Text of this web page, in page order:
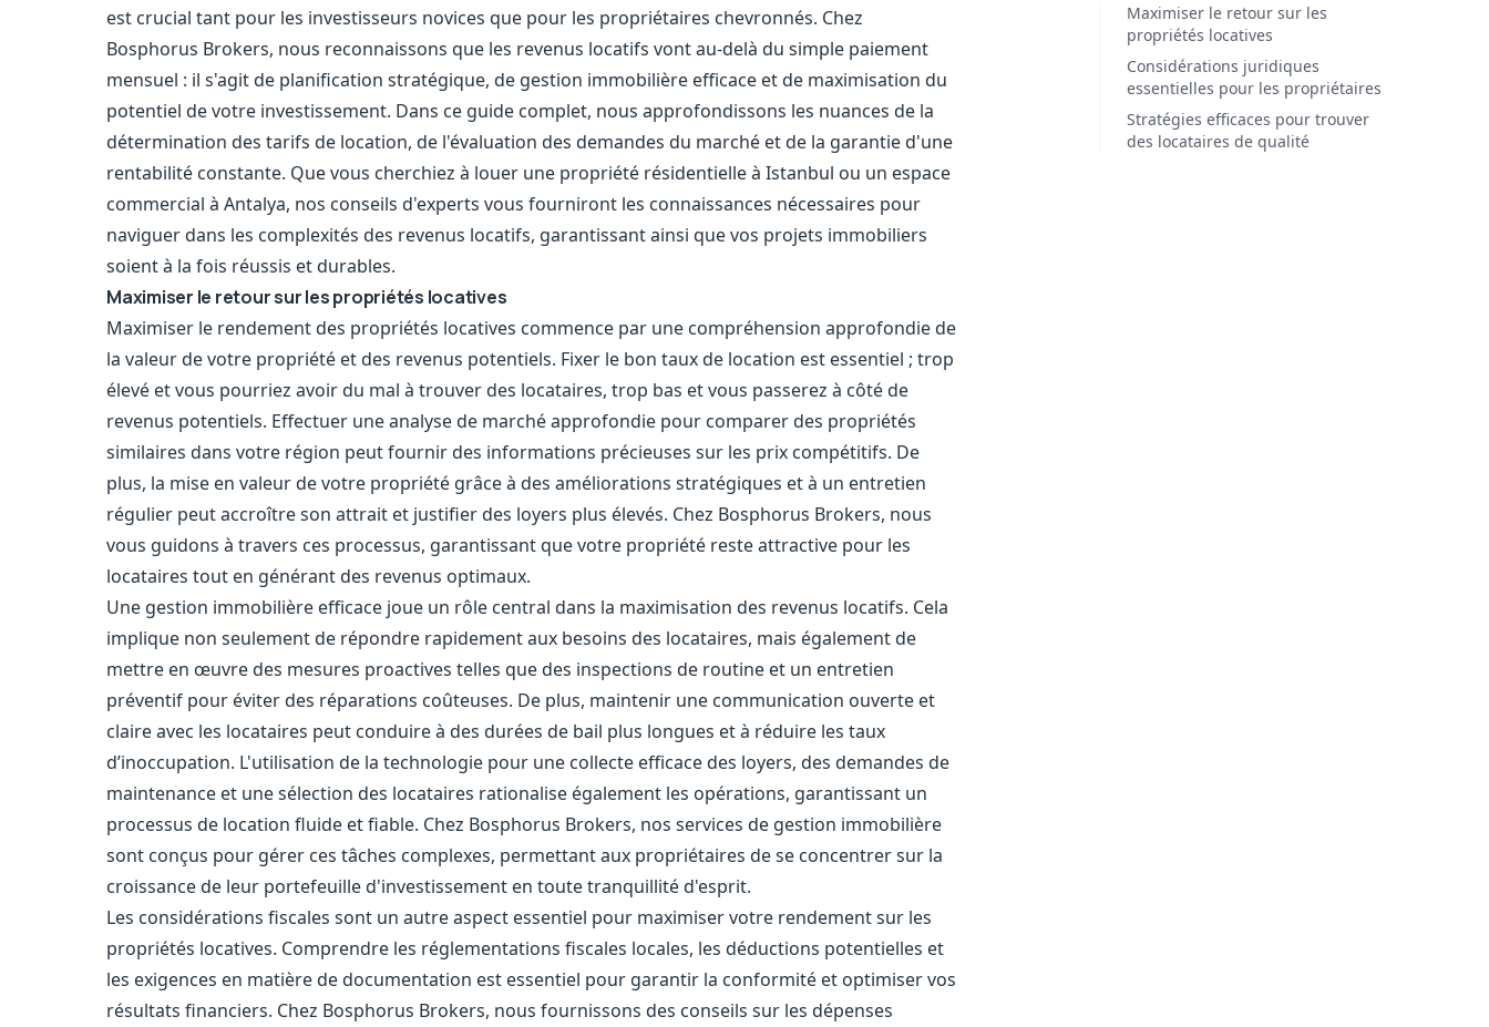
est crucial tant pour les investisseurs novices que pour les propriétaires chevronnés. Chez
Bosphorus Brokers, nous reconnaissons que les revenus locatifs vont au-delà du simple paiement
mensuel : il s'agit de planification stratégique, de gestion immobilière efficace et de maximisation du
potentiel de votre investissement. Dans ce guide complet, nous approfondissons les nuances de la
détermination des tarifs de location, de l'évaluation des demandes du marché et de la garantie d'une
rentabilité constante. Que vous cherchiez à louer une propriété résidentielle à Istanbul ou un espace
commercial à Antalya, nos conseils d'experts vous fourniront les connaissances nécessaires pour
naviguer dans les complexités des revenus locatifs, garantissant ainsi que vos projets immobiliers
soient à la fois réussis et durables.
Maximiser le retour sur les propriétés locatives
Maximiser le rendement des propriétés locatives commence par une compréhension approfondie de
la valeur de votre propriété et des revenus potentiels. Fixer le bon taux de location est essentiel ; trop
élevé et vous pourriez avoir du mal à trouver des locataires, trop bas et vous passerez à côté de
revenus potentiels. Effectuer une analyse de marché approfondie pour comparer des propriétés
similaires dans votre région peut fournir des informations précieuses sur les prix compétitifs. De
plus, la mise en valeur de votre propriété grâce à des améliorations stratégiques et à un entretien
régulier peut accroître son attrait et justifier des loyers plus élevés. Chez Bosphorus Brokers, nous
vous guidons à travers ces processus, garantissant que votre propriété reste attractive pour les
locataires tout en générant des revenus optimaux.
Une gestion immobilière efficace joue un rôle central dans la maximisation des revenus locatifs. Cela
implique non seulement de répondre rapidement aux besoins des locataires, mais également de
mettre en œuvre des mesures proactives telles que des inspections de routine et un entretien
préventif pour éviter des réparations coûteuses. De plus, maintenir une communication ouverte et
claire avec les locataires peut conduire à des durées de bail plus longues et à réduire les taux
d’inoccupation. L'utilisation de la technologie pour une collecte efficace des loyers, des demandes de
maintenance et une sélection des locataires rationalise également les opérations, garantissant un
processus de location fluide et fiable. Chez Bosphorus Brokers, nos services de gestion immobilière
sont conçus pour gérer ces tâches complexes, permettant aux propriétaires de se concentrer sur la
croissance de leur portefeuille d'investissement en toute tranquillité d'esprit.
Les considérations fiscales sont un autre aspect essentiel pour maximiser votre rendement sur les
propriétés locatives. Comprendre les réglementations fiscales locales, les déductions potentielles et
les exigences en matière de documentation est essentiel pour garantir la conformité et optimiser vos
résultats financiers. Chez Bosphorus Brokers, nous fournissons des conseils sur les dépenses
Maximiser le retour sur les
propriétés locatives
Considérations juridiques
essentielles pour les propriétaires
Stratégies efficaces pour trouver
des locataires de qualité